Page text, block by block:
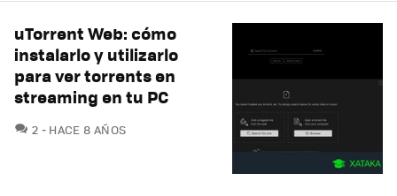
uTorrent Web: cómo
instalarlo y utilizarlo
para ver torrents en
streaming en tu PC
2 COMENTARIOS
HACE 8 AÑOS